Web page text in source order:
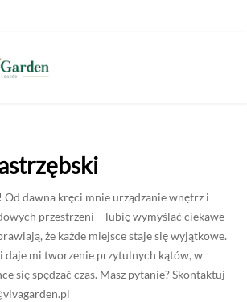
Od dawna kręci mnie urządzanie wnętrz i
przestrzeni – lubię wymyślać ciekawe
że każde miejsce staje się wyjątkowe.
daje mi tworzenie przytulnych kątów, w
się spędzać czas. Masz pytanie? Skontaktuj